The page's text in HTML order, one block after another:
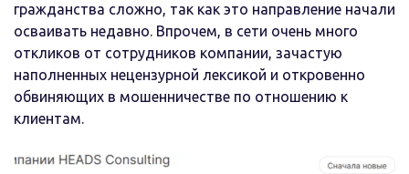
гражданства сложно, так как это направление начали
осваивать недавно. Впрочем, в сети очень много
откликов от сотрудников компании, зачастую
наполненных нецензурной лексикой и откровенно
обвиняющих в мошенничестве по отношению к
клиентам.